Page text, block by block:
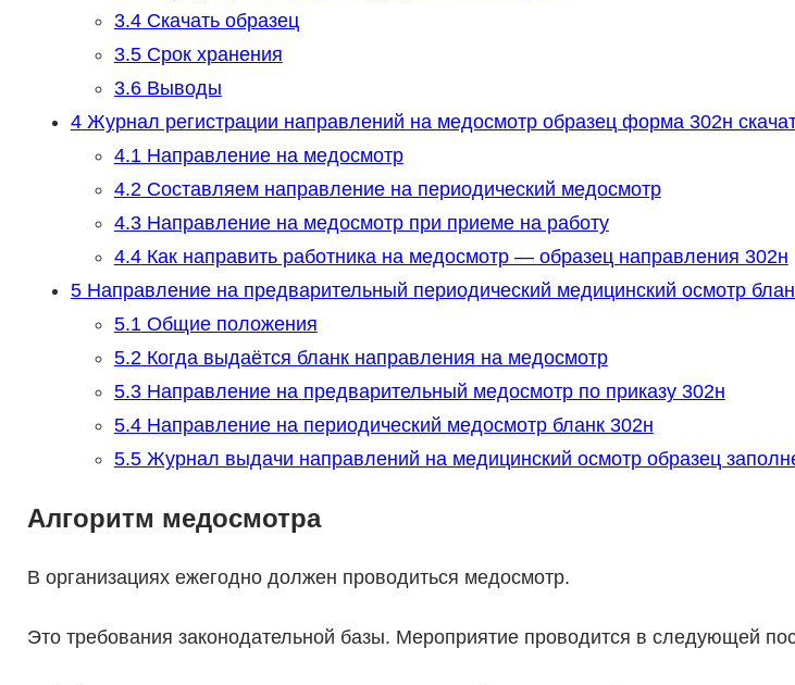
3.4Скачать образец
3.5Срок хранения
3.6Выводы
4Журнал регистрации направлений на медосмотр образец форма 302н
4.1Направление на медосмотр
4.2Составляем направление на периодический медосмотр
4.3Направление на медосмотр при приеме на работу
4.4Как направить работника на медосмотр — образец направления 302н
5Направление на предварительный периодический медицинский осмотр
5.1Общие положения
5.2Когда выдаётся бланк направления на медосмотр
5.3Направление на предварительный медосмотр по приказу 302н
5.4Направление на периодический медосмотр бланк 302н
5.5Журнал выдачи направлений на медицинский осмотр образец
Алгоритм медосмотра
В организациях ежегодно должен проводиться медосмотр.
Это требования законодательной базы. Мероприятие проводится в следующей